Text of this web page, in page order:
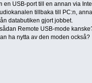
en USB-port till en annan via
tillbaka till PC:n,
databutiken gjort jobbet.
Remote USB-mode
ha nytta av den moden också?